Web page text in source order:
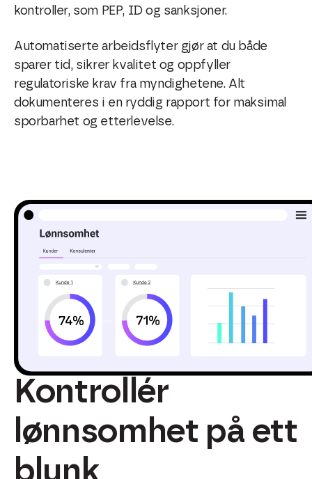
kontroller, som PEP, ID og sanksjoner.
Automatiserte arbeidsflyter gjør at du både
sparer tid, sikrer kvalitet og oppfyller
regulatoriske krav fra myndighetene. Alt
dokumenteres i en ryddig rapport for maksimal
sporbarhet og etterlevelse.
Kontrollér
lønnsomhet på ett
blunk